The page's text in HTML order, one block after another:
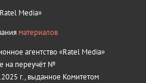
Media»
материалов
агентство «Ratel Media»
на переучёт №
г., выданное Комитетом